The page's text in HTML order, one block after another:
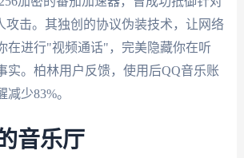
攻击。其独创的协议伪装技术，让网络
在进行"视频通话"，完美隐藏你在听
实。柏林用户反馈，使用后QQ音乐账
少83%。
音乐厅